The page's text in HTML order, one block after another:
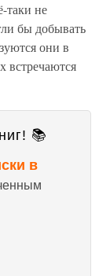
таки не
бы добывать
они в
встречаются
📚
в